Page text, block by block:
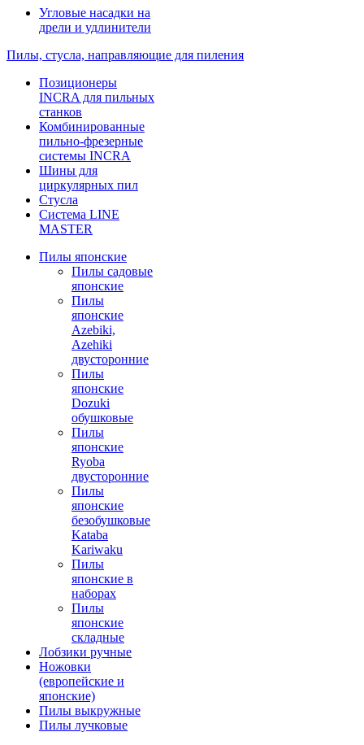
Угловые насадки на
дрели и удлинители
Пилы, стусла, направляющие для пиления
Позиционеры
INCRA для пильных
станков
Комбинированные
пильно-фрезерные
системы INCRA
Шины для
циркулярных пил
Стусла
Система LINE
MASTER
Пилы японские
Пилы садовые
японские
Пилы
японские
Azebiki,
Azehiki
двусторонние
Пилы
японские
Dozuki
обушковые
Пилы
японские
Ryoba
двусторонние
Пилы
японские
безобушковые
Kataba
Kariwaku
Пилы
японские в
наборах
Пилы
японские
складные
Лобзики ручные
Ножовки
(европейские и
японские)
Пилы выкружные
Пилы лучковые